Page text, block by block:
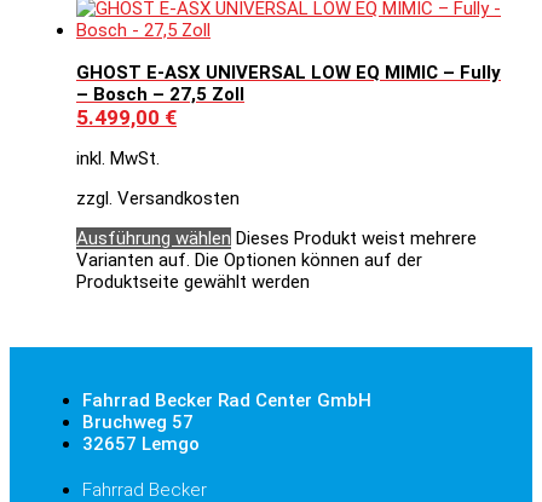
GHOST E-ASX UNIVERSAL LOW EQ MIMIC – Fully
– Bosch – 27,5 Zoll
5.499,00 €
inkl. MwSt.
zzgl. Versandkosten
Ausführung wählen Dieses Produkt weist mehrere
Varianten auf. Die Optionen können auf der
Produktseite gewählt werden
Fahrrad Becker Rad Center GmbH
Bruchweg 57
32657 Lemgo
Fahrrad Becker